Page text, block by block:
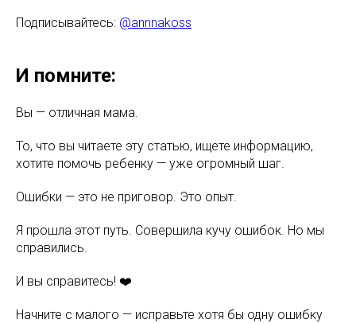
Подписывайтесь: @annnakoss
И помните:
Вы — отличная мама.
То, что вы читаете эту статью, ищете информацию,
хотите помочь ребенку — уже огромный шаг.
Ошибки — это не приговор. Это опыт.
Я прошла этот путь. Совершила кучу ошибок. Но мы
справились.
И вы справитесь! ❤️
Начните с малого — исправьте хотя бы одну ошибку